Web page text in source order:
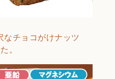
なチョコがけナッツ
。